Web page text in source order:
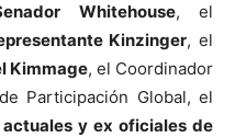
Whitehouse, el
Kinzinger, el
Kimmage, el Coordinador
Participación Global, el
y ex oficiales de